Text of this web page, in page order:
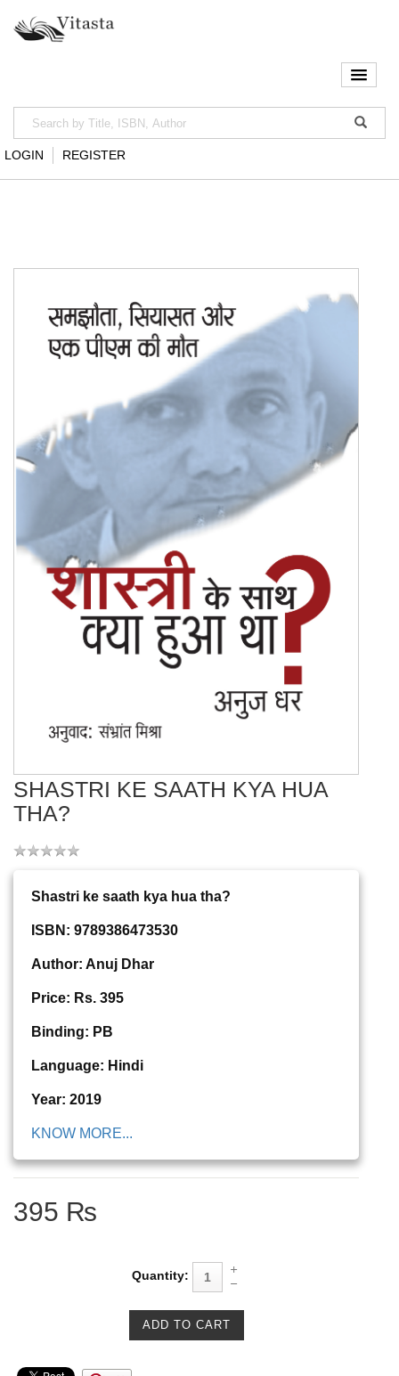
LOGIN REGISTER
SHASTRI KE SAATH KYA HUA
THA?
Shastri ke saath kya hua tha?
ISBN: 9789386473530
Author: Anuj Dhar
Price: Rs. 395
Binding: PB
Language: Hindi
Year: 2019
KNOW MORE...
395 ₨
Quantity: